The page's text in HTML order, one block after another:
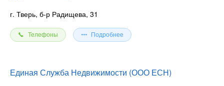
г. Тверь, б-р Радищева, 31
Телефоны Подробнее
Единая Служба Недвижимости (ООО ЕСН)